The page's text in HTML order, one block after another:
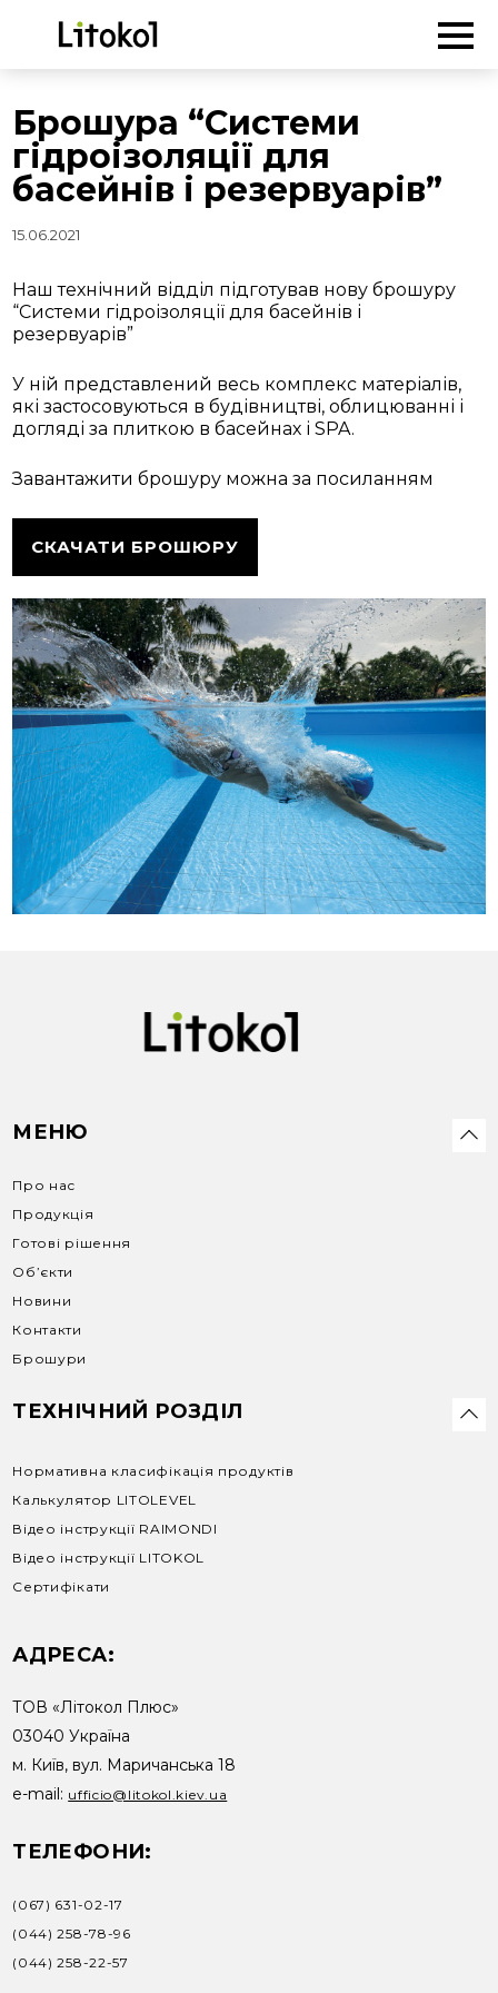
ГОЛОВНА -Новини
Брошура “Системи гідроізоляції для
Брошура “Системи
гідроізоляції для
басейнів і резервуарів”
15.06.2021
Наш технічний відділ підготував нову брошуру
“Системи гідроізоляції для басейнів і
резервуарів”
У ній представлений весь комплекс матеріалів,
які застосовуються в будівництві, облицюванні і
догляді за плиткою в басейнах і SPA.
Завантажити брошуру можна за посиланням
СКАЧАТИ БРОШЮРУ
МЕНЮ
Про нас
Продукція
Готові рішення
Об’єкти
Новини
Контакти
Брошури
ТЕХНІЧНИЙ РОЗДІЛ
Нормативна класифікація продуктів
Калькулятор LITOLEVEL
Відео інструкції RAIMONDI
Відео інструкції LITOKOL
Сертифікати
АДРЕСА:
ТОВ «Літокол Плюс»
03040 Україна
м. Київ, вул. Маричанська 18
e-mail: ufficio@litokol.kiev.ua
ТЕЛЕФОНИ:
(067) 631-02-17
(044) 258-78-96
(044) 258-22-57